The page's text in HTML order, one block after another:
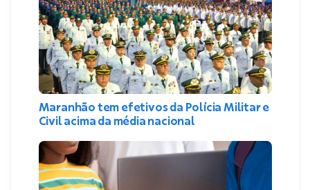
Maranhão tem efetivos da Polícia Militar e
Civil acima da média nacional